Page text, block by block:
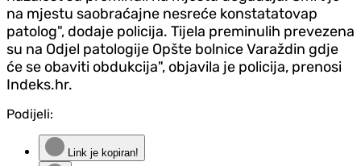
na mjestu saobraćajne nesreće konstatatovap
patolog", dodaje policija. Tijela preminulih prevezena
su na Odjel patologije Opšte bolnice Varaždin gdje
će se obaviti obdukcija", objavila je policija, prenosi
Indeks.hr.
Podijeli:
Link je kopiran!